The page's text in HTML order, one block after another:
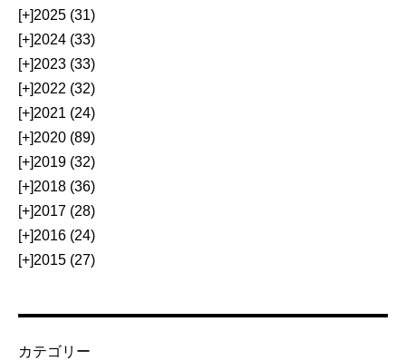
[+]2025 (31)
[+]2024 (33)
[+]2023 (33)
[+]2022 (32)
[+]2021 (24)
[+]2020 (89)
[+]2019 (32)
[+]2018 (36)
[+]2017 (28)
[+]2016 (24)
[+]2015 (27)
カテゴリー